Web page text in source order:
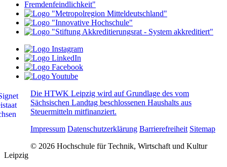
Die HTWK Leipzig wird auf Grundlage des vom
Sächsischen Landtag beschlossenen Haushalts aus
Steuermitteln mitfinanziert.
Impressum Datenschutzerklärung Barrierefreiheit Sitemap
© 2026 Hochschule für Technik, Wirtschaft und Kultur
Leipzig